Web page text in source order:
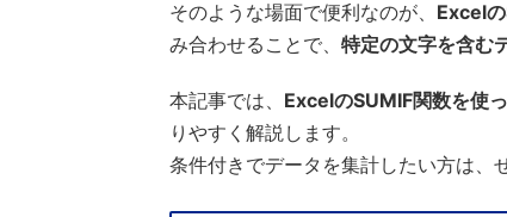
そのような場面で便利なのが、 Excel
み合わせることで、 特定の文字を含む
本記事では、 ExcelのSUMIF関数を使
りやすく解説します。
条件付きでデータを集計したい方は、